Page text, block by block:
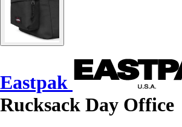
Eastpak
Rucksack Day Office